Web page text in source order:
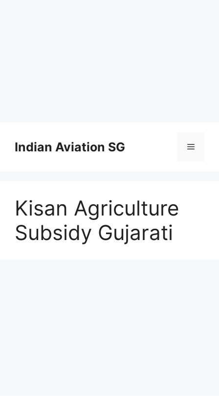
contentIndian Aviation SG Menu
Kisan Agriculture
Subsidy Gujarati